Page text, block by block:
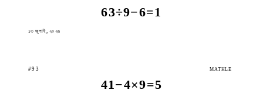
63÷9−6=1
১৩ জুলাই, ২০২৬
#93 MATHLE
41−4×9=5